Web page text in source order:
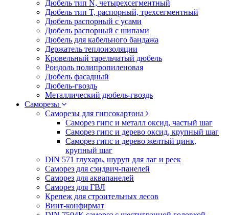
Дюбель тип N, четырехсегментный
Дюбель тип T, распорный, трехсегментный
Дюбель распорный с усами
Дюбель распорный с шипами
Дюбель для кабельного бандажа
Держатель теплоизоляции
Кровельный тарельчатый дюбель
Рондоль полипропиленовая
Дюбель фасадный
Дюбель-гвоздь
Металлический дюбель-гвоздь
Саморезы
Саморезы для гипсокартона
Саморез гипс и металл оксид, частый шаг
Саморез гипс и дерево оксид, крупный шаг
Саморез гипс и дерево желтый цинк,
крупный шаг
DIN 571 глухарь, шуруп для лаг и реек
Саморез для сэндвич-панелей
Саморез для аквапанелей
Саморез для ГВЛ
Крепеж для строительных лесов
Винт-конфирмат